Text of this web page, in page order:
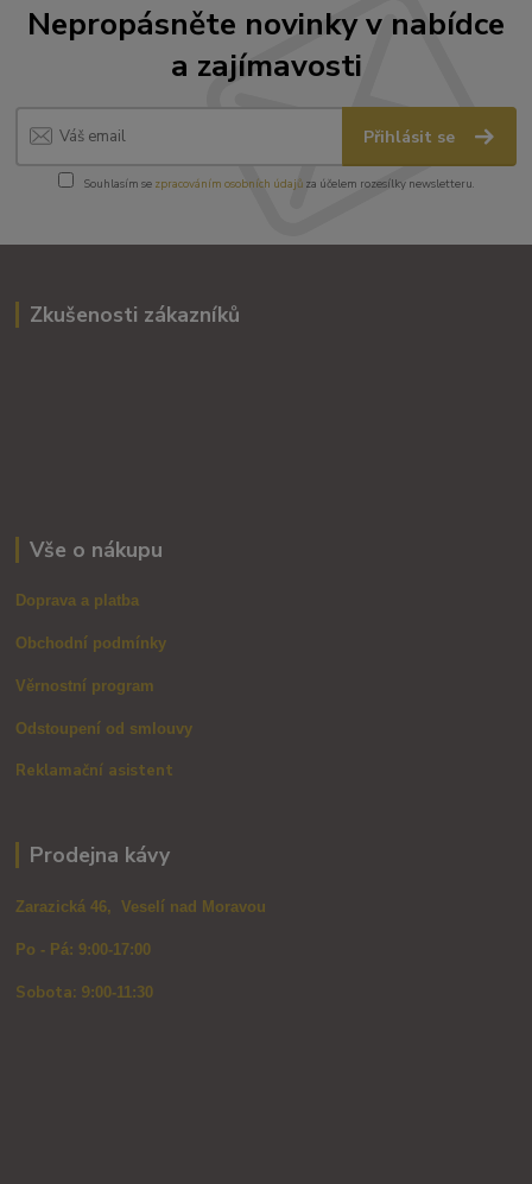
Nepropásněte novinky v nabídce
a zajímavosti
Přihlásit se
Souhlasím se zpracováním osobních údajůza účelem rozesílky newsletteru.
Zkušenosti zákazníků
Vše o nákupu
Doprava a platba
Obchodní podmínky
Věrnostní program
Odstoupení od smlouvy
Reklamační asistent
Prodejna kávy
Zarazická 46, Veselí nad Moravou
Po - Pá: 9:00-17:00
Sobota: 9:00-11:30